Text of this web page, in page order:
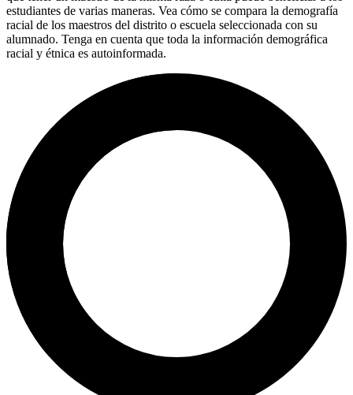
estudiantes de varias maneras. Vea cómo se compara la demografía
racial de los maestros del distrito o escuela seleccionada con su
alumnado. Tenga en cuenta que toda la información demográfica
racial y étnica es autoinformada.